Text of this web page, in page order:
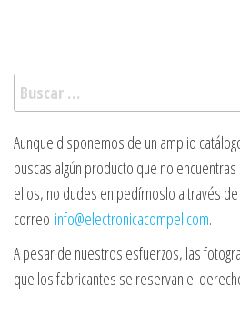
Buscar:
Aunque disponemos de un amplio
buscas algún producto que no
ellos, no dudes en pedírnoslo a través
correo info@electronicacompel.com.
A pesar de nuestros esfuerzos, las
que los fabricantes se reservan el